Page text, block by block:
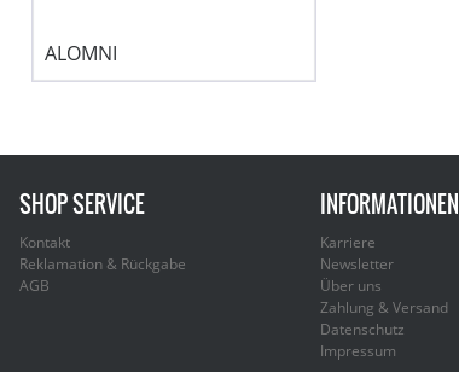
ALOMNI
SHOP SERVICE
Kontakt
Reklamation & Rückgabe
AGB
INFORMATIONEN
Karriere
Newsletter
Über uns
Zahlung & Versand
Datenschutz
Impressum